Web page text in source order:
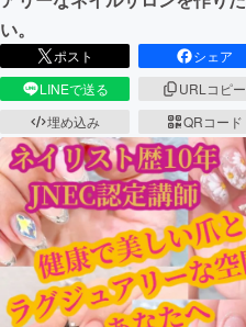
い。
ポスト
シェア
LINEで送る
URLコピー
埋め込み
QRコード